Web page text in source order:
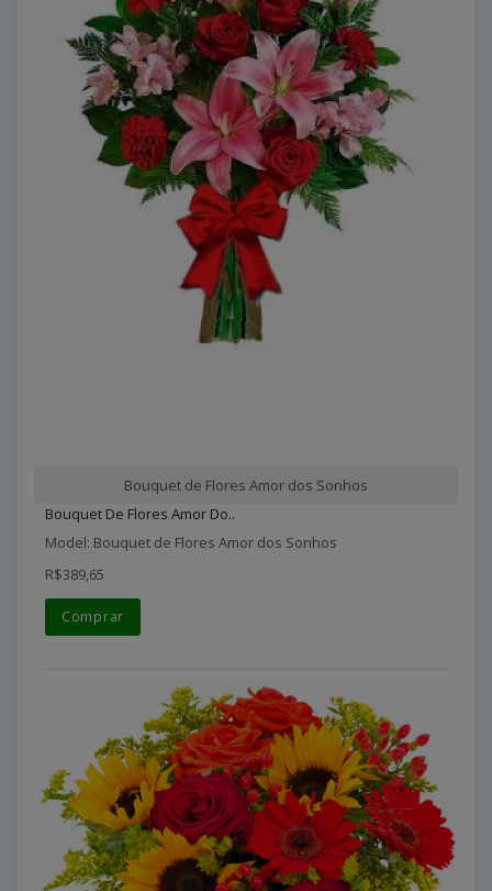
Bouquet de Flores Amor dos Sonhos
Bouquet De Flores Amor Do..
Model: Bouquet de Flores Amor dos Sonhos
R$389,65
Comprar